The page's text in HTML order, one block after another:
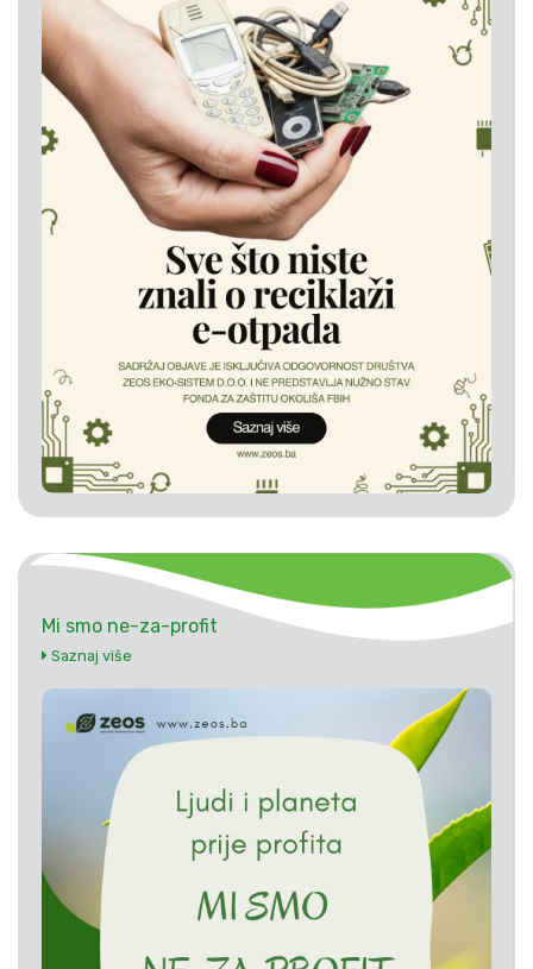
Mi smo ne-za-profit
Saznaj više